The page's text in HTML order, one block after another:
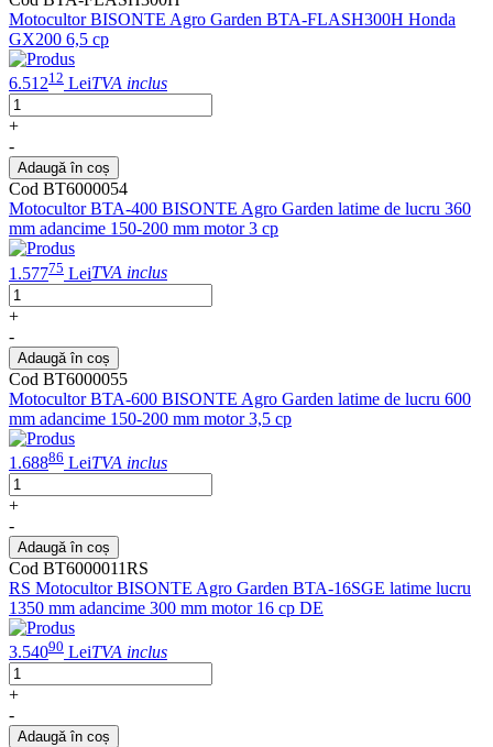
Motocultor BISONTE Agro Garden BTA-FLASH300H Honda
GX200 6,5 cp
6.51212 LeiTVA inclus
+
-
Adaugă în coș
Cod BT6000054
Motocultor BTA-400 BISONTE Agro Garden latime de lucru 360
mm adancime 150-200 mm motor 3 cp
1.57775 LeiTVA inclus
+
-
Adaugă în coș
Cod BT6000055
Motocultor BTA-600 BISONTE Agro Garden latime de lucru 600
mm adancime 150-200 mm motor 3,5 cp
1.68886 LeiTVA inclus
+
-
Adaugă în coș
Cod BT6000011RS
RS Motocultor BISONTE Agro Garden BTA-16SGE latime lucru
1350 mm adancime 300 mm motor 16 cp DE
3.54090 LeiTVA inclus
+
-
Adaugă în coș